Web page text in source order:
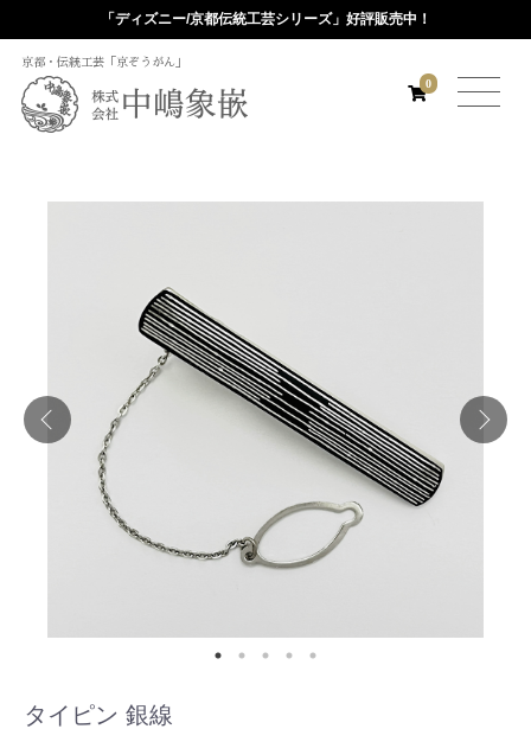
「ディズニー/京都伝統工芸シリーズ」好評販売中！
京都・伝統工芸「京ぞうがん」
0
タイピン 銀線